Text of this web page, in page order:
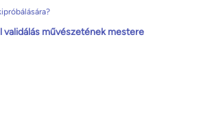
validálás művészetének mestere